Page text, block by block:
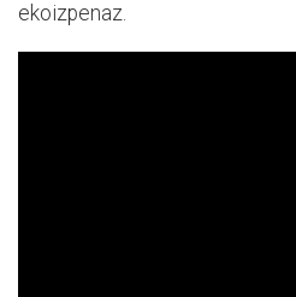
ekoizpenaz.